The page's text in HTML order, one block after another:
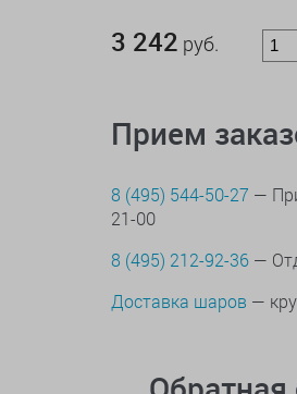
3 242 руб.
Прием
8 (495) 544-50-27 —
21-00
8 (495) 212-92-36 —
Доставка шаров —